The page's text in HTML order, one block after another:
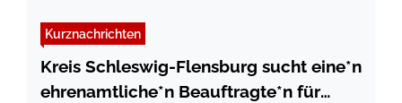
Kurznachrichten
Kreis Schleswig-Flensburg sucht eine*n
ehrenamtliche*n Beauftragte*n für